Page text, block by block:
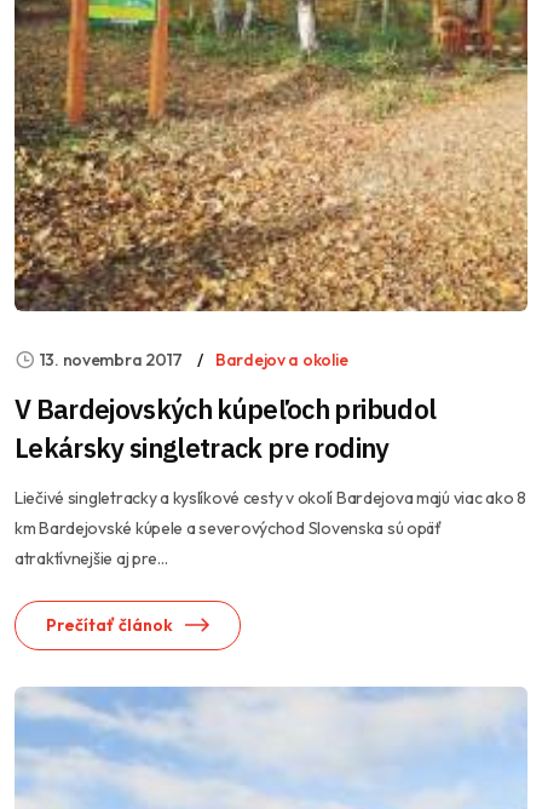
13. novembra 2017 Bardejov a okolie
V Bardejovských kúpeľoch pribudol
Lekársky singletrack pre rodiny
Liečivé singletracky a kyslíkové cesty v okolí Bardejova majú viac ako 8
km Bardejovské kúpele a severovýchod Slovenska sú opäť
atraktívnejšie aj pre...
Prečítať článok